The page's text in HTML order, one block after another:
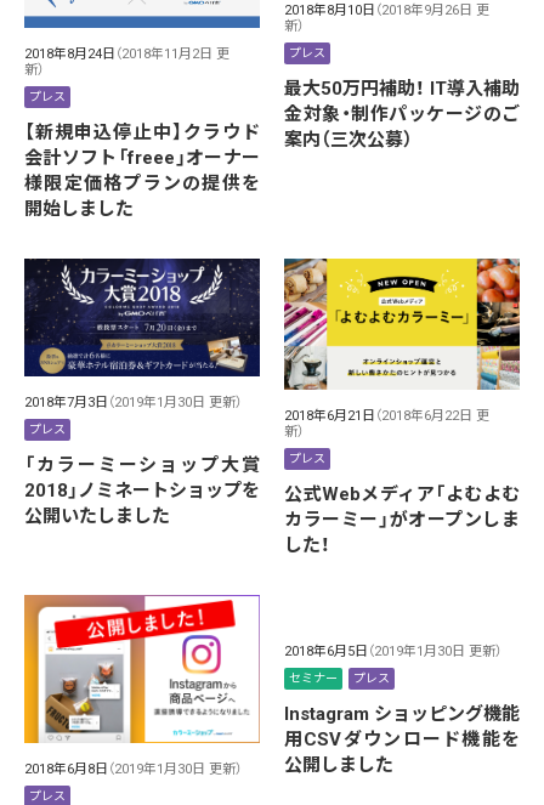
2018年8月24日 （2018年11月2日 更
新）
プレス
【新規申込停止中】クラウド
会計ソフト「freee」オーナー
様限定価格プランの提供を
開始しました
2018年8月10日 （2018年9月26日 更
新）
プレス
最大50万円補助！ IT導入補助
金対象・制作パッケージのご
案内（三次公募）
2018年7月3日 （2019年1月30日 更新）
プレス
「カラーミーショップ大賞
2018」ノミネートショップを
公開いたしました
2018年6月21日 （2018年6月22日 更
新）
プレス
公式Webメディア「よむよむ
カラーミー」がオープンしま
した！
2018年6月8日 （2019年1月30日 更新）
プレス
2018年6月5日 （2019年1月30日 更新）
セミナー プレス
Instagram ショッピング機能
用CSVダウンロード機能を
公開しました